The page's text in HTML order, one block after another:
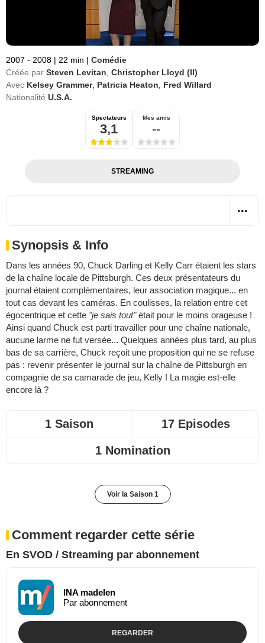
2007 - 2008 | 22 min | Comédie
Créée par Steven Levitan Christopher Lloyd (II)
Avec Kelsey Grammer, Patricia Heaton
Fred Willard
Nationalité U.S.A.
Spectateurs
3,1
Mes amis
--
STREAMING
Synopsis & Info
Dans les années 90, Chuck Darling et Kelly Carr étaient les stars
de la chaîne locale de Pittsburgh. Ces deux présentateurs du
journal étaient complémentaires, leur association magique... en
tout cas devant les caméras. En coulisses, la relation entre cet
égocentrique et cette "je sais tout"était pour le moins orageuse !
Ainsi quand Chuck est parti travailler pour une chaîne nationale,
aucune larme ne fut versée... Quelques années plus tard, au plus
bas de sa carrière, Chuck reçoit une proposition qui ne se refuse
pas : revenir présenter le journal sur la chaîne de Pittsburgh en
compagnie de sa camarade de jeu, Kelly ! La magie est-elle
encore là ?
1 Saison 17 Episodes
1 Nomination
Voir la Saison 1
Comment regarder cette série
En SVOD / Streaming par abonnement
INA madelen
Par abonnement
REGARDER